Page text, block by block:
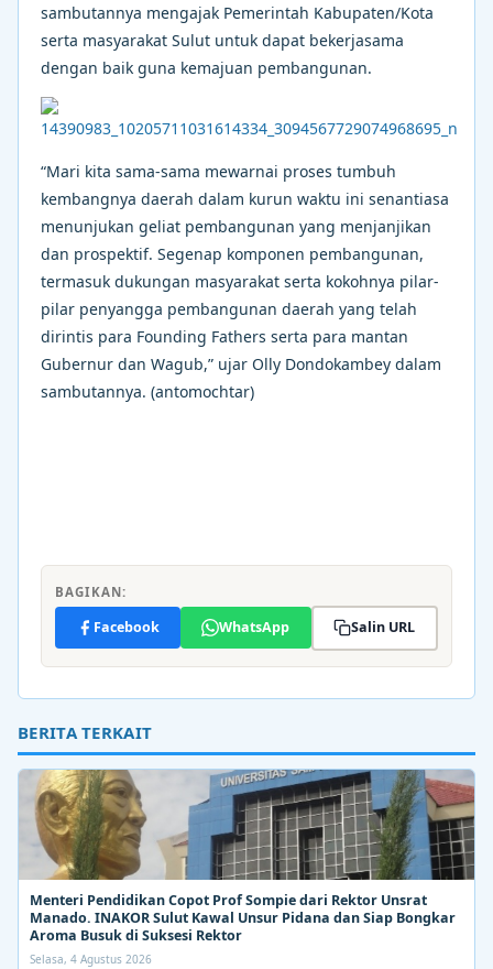
sambutannya mengajak Pemerintah Kabupaten/Kota
serta masyarakat Sulut untuk dapat bekerjasama
dengan baik guna kemajuan pembangunan.
“Mari kita sama-sama mewarnai proses tumbuh
kembangnya daerah dalam kurun waktu ini senantiasa
menunjukan geliat pembangunan yang menjanjikan
dan prospektif. Segenap komponen pembangunan,
termasuk dukungan masyarakat serta kokohnya pilar-
pilar penyangga pembangunan daerah yang telah
dirintis para Founding Fathers serta para mantan
Gubernur dan Wagub,” ujar Olly Dondokambey dalam
sambutannya. (antomochtar)
BAGIKAN:
Facebook WhatsApp Salin URL
BERITA TERKAIT
Menteri Pendidikan Copot Prof Sompie dari Rektor Unsrat
Manado. INAKOR Sulut Kawal Unsur Pidana dan Siap Bongkar
Aroma Busuk di Suksesi Rektor
Selasa, 4 Agustus 2026